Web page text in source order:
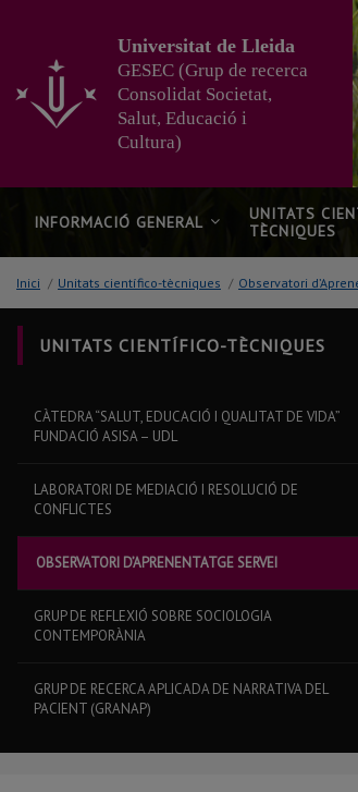
principal
de
Universitat de Lleida
GESEC (Grup de recerca
Consolidat Societat,
Salut, Educació i
Cultura)
INFORMACIÓ GENERAL
UNITATS
TÈCNIQUES
Inici / Unitats científico-tècniques / Observatori
UNITATS CIENTÍFICO-TÈCNIQUES
CÀTEDRA “SALUT, EDUCACIÓ I QUALITAT DE VIDA”
FUNDACIÓ ASISA – UDL
LABORATORI DE MEDIACIÓ I RESOLUCIÓ DE
CONFLICTES
OBSERVATORI D’APRENENTATGE SERVEI
GRUP DE REFLEXIÓ SOBRE SOCIOLOGIA
CONTEMPORÀNIA
GRUP DE RECERCA APLICADA DE NARRATIVA DEL
PACIENT (GRANAP)